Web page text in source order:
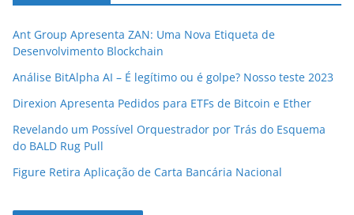
Ant Group Apresenta ZAN: Uma Nova Etiqueta de
Desenvolvimento Blockchain
Análise BitAlpha AI – É legítimo ou é golpe? Nosso teste 2023
Direxion Apresenta Pedidos para ETFs de Bitcoin e Ether
Revelando um Possível Orquestrador por Trás do Esquema
do BALD Rug Pull
Figure Retira Aplicação de Carta Bancária Nacional